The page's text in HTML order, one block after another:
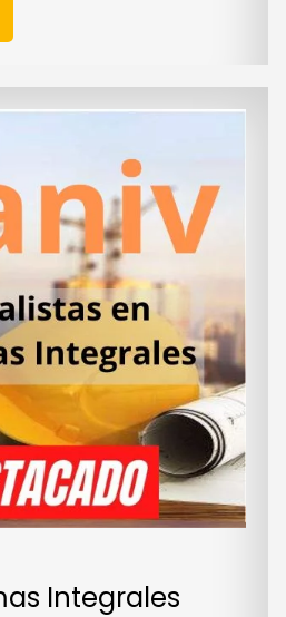
Integrales